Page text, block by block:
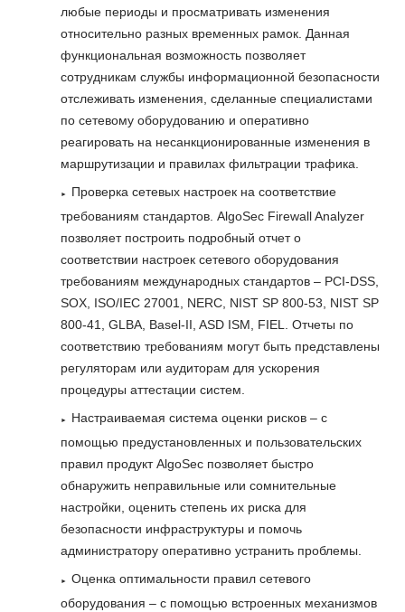
любые периоды и просматривать изменения
относительно разных временных рамок. Данная
функциональная возможность позволяет
сотрудникам службы информационной безопасности
отслеживать изменения, сделанные специалистами
по сетевому оборудованию и оперативно
реагировать на несанкционированные изменения в
маршрутизации и правилах фильтрации трафика.
Проверка сетевых настроек на соответствие
требованиям стандартов. AlgoSec Firewall Analyzer
позволяет построить подробный отчет о
соответствии настроек сетевого оборудования
требованиям международных стандартов – PCI-DSS,
SOX, ISO/IEC 27001, NERC, NIST SP 800-53, NIST SP
800-41, GLBA, Basel-II, ASD ISM, FIEL. Отчеты по
соответствию требованиям могут быть представлены
регуляторам или аудиторам для ускорения
процедуры аттестации систем.
Настраиваемая система оценки рисков – с
помощью предустановленных и пользовательских
правил продукт AlgoSec позволяет быстро
обнаружить неправильные или сомнительные
настройки, оценить степень их риска для
безопасности инфраструктуры и помочь
администратору оперативно устранить проблемы.
Оценка оптимальности правил сетевого
оборудования – с помощью встроенных механизмов